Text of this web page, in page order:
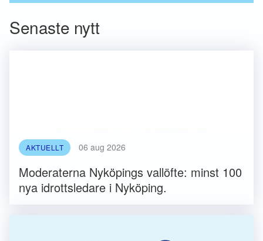
Senaste nytt
AKTUELLT 06 aug 2026
Moderaterna Nyköpings vallöfte: minst 100
nya idrottsledare i Nyköping.